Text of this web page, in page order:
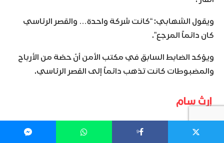
ويقول الشهابي: “كانت شركة واحدة… والقصر الرئاسي
كان دائماً المرجع”.
ويؤكد الضابط السابق في مكتب الأمن أنّ حصّة من الأرباح
والمضبوطات كانت تذهب دائماً إلى القصر الرئاسي.
إرث سام
ورغم أنه لم يتبق من الفرقة الرابعة اليوم إلا مستودعات
9